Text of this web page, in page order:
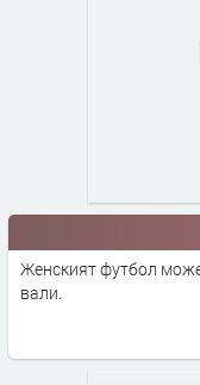
Женският футбол
вали.